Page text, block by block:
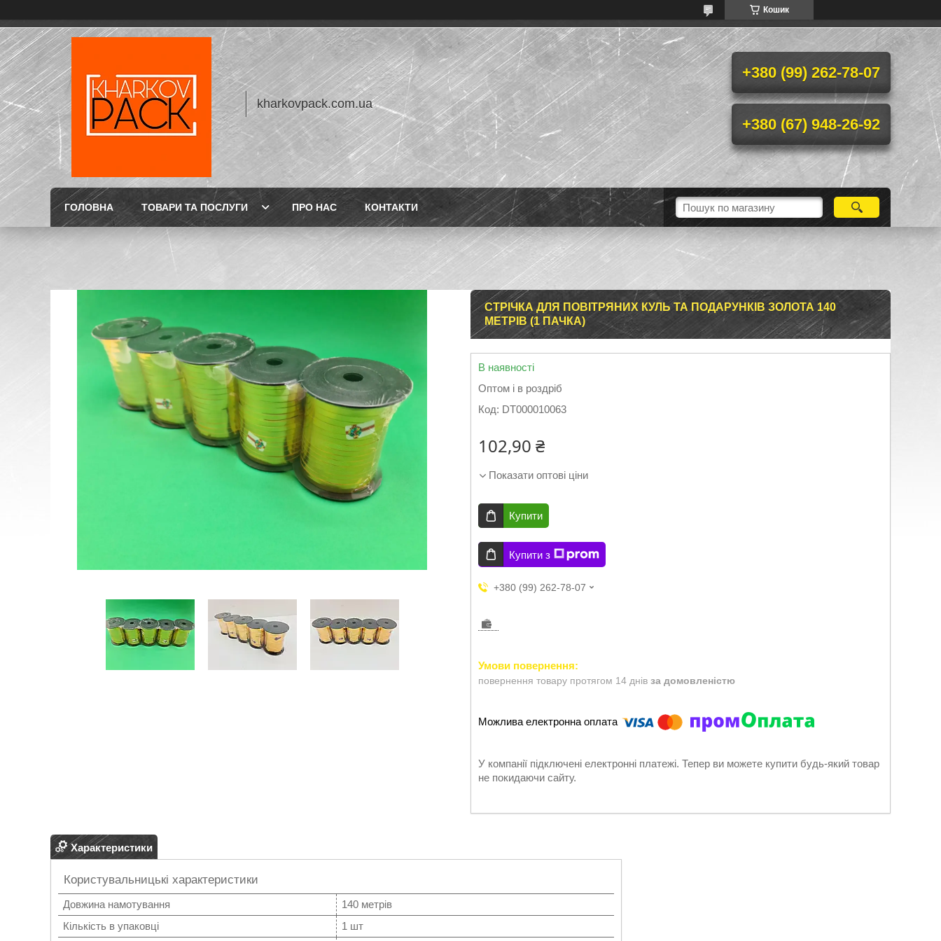
Кошик
kharkovpack.com.ua
+380 (99) 262-78-07
+380 (67) 948-26-92
ГОЛОВНА ТОВАРИ ТА ПОСЛУГИ ПРО НАС КОНТАКТИ
СТРІЧКА ДЛЯ ПОВІТРЯНИХ КУЛЬ ТА ПОДАРУНКІВ ЗОЛОТА 140
МЕТРІВ (1 ПАЧКА)
В наявності
Оптом і в роздріб
Код: DT000010063
102,90 ₴
Показати оптові ціни
Купити
Купити з
+380 (99) 262-78-07
повернення товару протягом 14 днів за домовленістю
У компанії підключені електронні платежі. Тепер ви можете купити будь-який товар
не покидаючи сайту.
Характеристики
Користувальницькі характеристики
Довжина намотування
140 метрів
Кількість в упаковці
1 шт